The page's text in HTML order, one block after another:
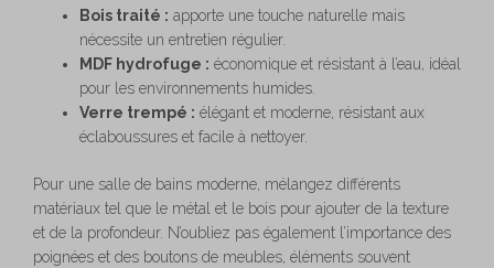
Bois traité : apporte une touche naturelle mais
nécessite un entretien régulier.
MDF hydrofuge : économique et résistant à l’eau, idéal
pour les environnements humides.
Verre trempé : élégant et moderne, résistant aux
éclaboussures et facile à nettoyer.
Pour une salle de bains moderne, mélangez différents
matériaux tel que le métal et le bois pour ajouter de la texture
et de la profondeur. N’oubliez pas également l’importance des
poignées et des boutons de meubles, éléments souvent